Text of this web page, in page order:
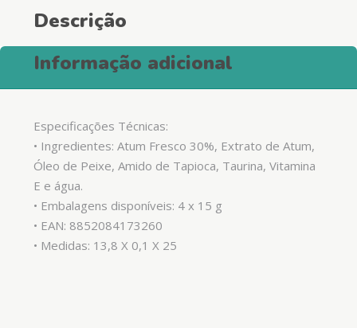
Descrição
Informação adicional
Especificações Técnicas:
• Ingredientes: Atum Fresco 30%, Extrato de Atum,
Óleo de Peixe, Amido de Tapioca, Taurina, Vitamina
E e água.
• Embalagens disponíveis: 4 x 15 g
• EAN: 8852084173260
• Medidas: 13,8 X 0,1 X 25